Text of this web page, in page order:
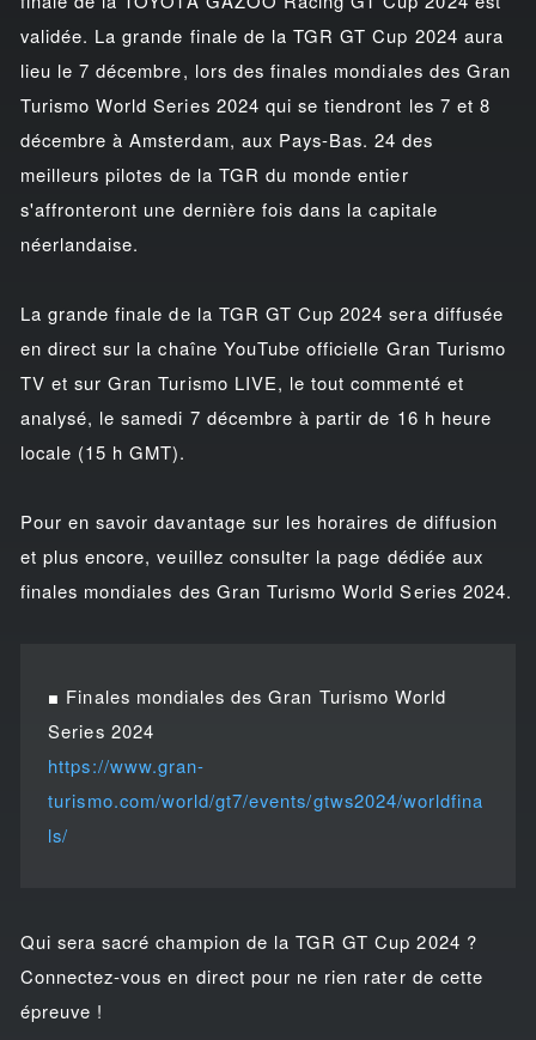
validée. La grande finale de la TGR GT Cup 2024 aura
lieu le 7 décembre, lors des finales mondiales des Gran
Turismo World Series 2024 qui se tiendront les 7 et 8
décembre à Amsterdam, aux Pays-Bas. 24 des
meilleurs pilotes de la TGR du monde entier
s'affronteront une dernière fois dans la capitale
néerlandaise.
La grande finale de la TGR GT Cup 2024 sera diffusée
en direct sur la chaîne YouTube officielle Gran Turismo
TV et sur Gran Turismo LIVE, le tout commenté et
analysé, le samedi 7 décembre à partir de 16 h heure
locale (15 h GMT).
Pour en savoir davantage sur les horaires de diffusion
et plus encore, veuillez consulter la page dédiée aux
finales mondiales des Gran Turismo World Series 2024.
■ Finales mondiales des Gran Turismo World
Series 2024
https://www.gran-
turismo.com/world/gt7/events/gtws2024/worldfina
ls/
Qui sera sacré champion de la TGR GT Cup 2024 ?
Connectez-vous en direct pour ne rien rater de cette
épreuve !